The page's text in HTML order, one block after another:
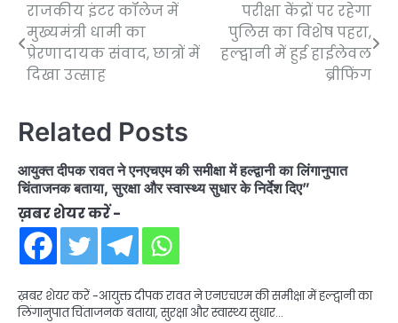
Post
navigation
राजकीय इंटर कॉलेज में
मुख्यमंत्री धामी का
प्रेरणादायक संवाद, छात्रों में
दिखा उत्साह
परीक्षा केंद्रों पर रहेगा
पुलिस का विशेष पहरा,
हल्द्वानी में हुई हाईलेवल
ब्रीफिंग
Related Posts
आयुक्त दीपक रावत ने एनएचएम की समीक्षा में हल्द्वानी का लिंगानुपात
चिंताजनक बताया, सुरक्षा और स्वास्थ्य सुधार के निर्देश दिए”
ख़बर शेयर करें -
ख़बर शेयर करें -आयुक्त दीपक रावत ने एनएचएम की समीक्षा में हल्द्वानी का
लिंगानुपात चिंताजनक बताया, सुरक्षा और स्वास्थ्य सुधार…